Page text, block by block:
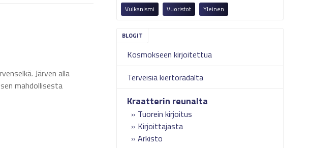
Vulkanismi
Vuoristot Yleinen
Kosmokseen kirjoitettua
Terveisiä kiertoradalta
Kraatterin reunalta
Tuorein kirjoitus
Kirjoittajasta
Arkisto
Järven alla
mahdollisesta